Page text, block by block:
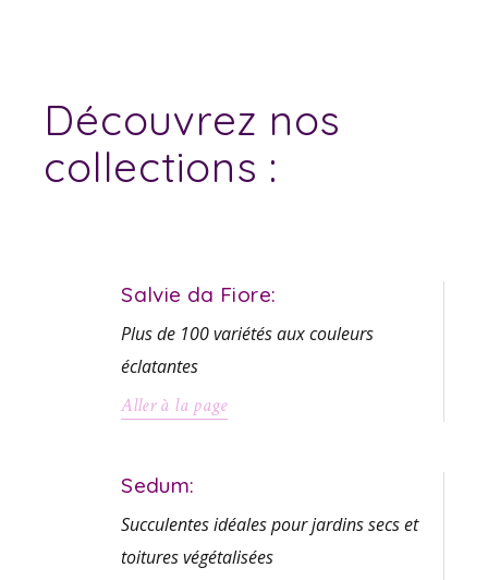
Découvrez nos
collections :
Salvie da Fiore:
Plus de 100 variétés aux couleurs
éclatantes
Aller à la page
Sedum:
Succulentes idéales pour jardins secs et
toitures végétalisées